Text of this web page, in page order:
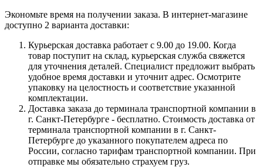
Экономьте время на получении заказа. В интернет-магазине
доступно 2 варианта доставки:
Курьерская доставка работает с 9.00 до 19.00. Когда
товар поступит на склад, курьерская служба свяжется
для уточнения деталей. Специалист предложит выбрать
удобное время доставки и уточнит адрес. Осмотрите
упаковку на целостность и соответствие указанной
комплектации.
Доставка заказа до терминала транспортной компании в
г. Санкт-Петербурге - бесплатно. Стоимость доставка от
терминала транспортной компании в г. Санкт-
Петербурге до указанного покупателем адреса по
России, согласно тарифам транспортной компании. При
отправке мы обязательно страхуем груз.